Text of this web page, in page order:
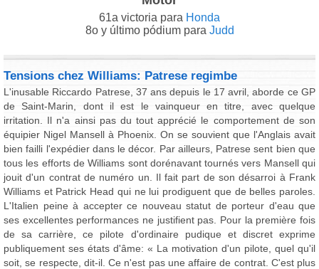
61a victoria para Honda
8o y último pódium para Judd
Tensions chez Williams: Patrese regimbe
L'inusable Riccardo Patrese, 37 ans depuis le 17 avril, aborde ce GP
de Saint-Marin, dont il est le vainqueur en titre, avec quelque
irritation. Il n'a ainsi pas du tout apprécié le comportement de son
équipier Nigel Mansell à Phoenix. On se souvient que l'Anglais avait
bien failli l'expédier dans le décor. Par ailleurs, Patrese sent bien que
tous les efforts de Williams sont dorénavant tournés vers Mansell qui
jouit d'un contrat de numéro un. Il fait part de son désarroi à Frank
Williams et Patrick Head qui ne lui prodiguent que de belles paroles.
L'Italien peine à accepter ce nouveau statut de porteur d'eau que
ses excellentes performances ne justifient pas. Pour la première fois
de sa carrière, ce pilote d'ordinaire pudique et discret exprime
publiquement ses états d'âme: « La motivation d'un pilote, quel qu'il
soit, se respecte, dit-il. Ce n'est pas une affaire de contrat. C'est plus